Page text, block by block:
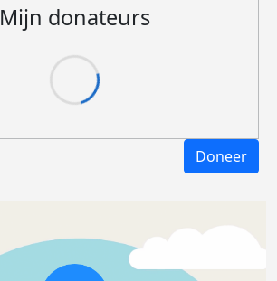
Mijn donateurs
Doneer